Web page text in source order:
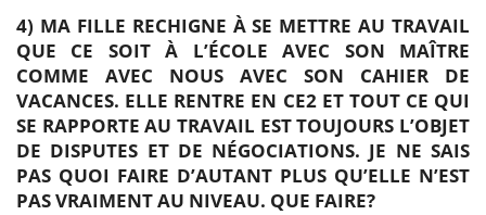
4) MA FILLE RECHIGNE À SE METTRE AU TRAVAIL
QUE CE SOIT À L’ÉCOLE AVEC SON MAÎTRE
COMME AVEC NOUS AVEC SON CAHIER DE
VACANCES. ELLE RENTRE EN CE2 ET TOUT CE QUI
SE RAPPORTE AU TRAVAIL EST TOUJOURS L’OBJET
DE DISPUTES ET DE NÉGOCIATIONS. JE NE SAIS
PAS QUOI FAIRE D’AUTANT PLUS QU’ELLE N’EST
PAS VRAIMENT AU NIVEAU. QUE FAIRE?